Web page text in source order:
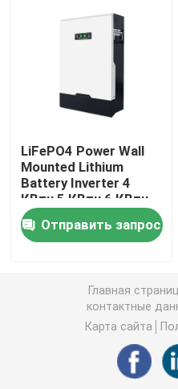
Батарея иона LiFePO4
блок батарей 12v
блок батарей 24v Lifepo4
Домашняя батарея
Батарея тележки
Клетка фосфата лития
небольшая батарея lipo
LiFePO4 Power Wall
Mounted Lithium
Battery Inverter 4
КВтч 5 КВтч 6 КВтч
Отправить запрос
Главная
контактные
Карта сайта